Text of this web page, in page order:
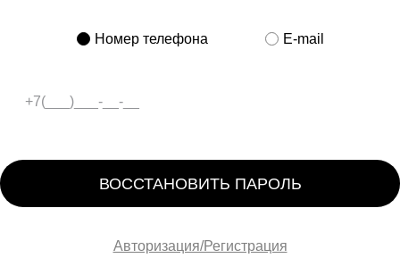
Номер телефона E-mail
ВОССТАНОВИТЬ ПАРОЛЬ
Авторизация/Регистрация